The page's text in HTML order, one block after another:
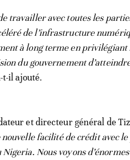
travailler avec toutes les
de l’infrastructure
à long terme en
du gouvernement
t-il ajouté.
et directeur général de
facilité de crédit avec
Nous voyons